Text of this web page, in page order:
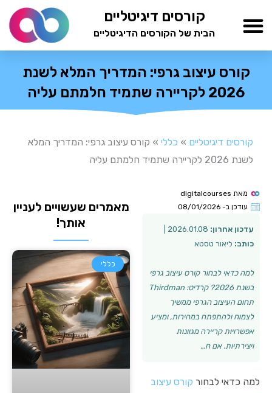
לתוכן
קורסים דיגיטליים
הבית של הקורסים הדיגיטליים
קורס עיצוב גרפי: המדריך המלא לשנת
2026 לקריירה שתמיד חלמתם עליה
קורסים דיגיטליים » כללי » קורס עיצוב גרפי: המדריך המלא
לשנת 2026 לקריירה שתמיד חלמתם עליה
מאת
עודכן ב- 08/01/2026
עדכון אחרון:
כותב: ליאור טסטא
למה כדאי לבחור קורס עיצוב גרפי
בשנת 2026? קרדיט: Thirdman
תחום העיצוב הגרפי ממשיך
לצמוח ולהתפתח במהירות, ומציע
אפשרויות קריירה מגוונות
ויצירתיות. אם ח…
למה כדאי לבחור קורס עיצוב
מאמרים שעשויים לעניין
אותך!
כללי